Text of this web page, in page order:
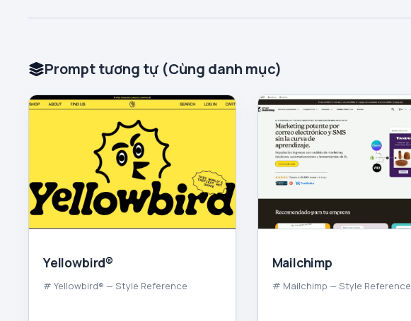
Prompt tương tự (Cùng danh mục)
Yellowbird®
# Yellowbird® — Style Reference
Mailchimp
# Mailchimp — Style Reference